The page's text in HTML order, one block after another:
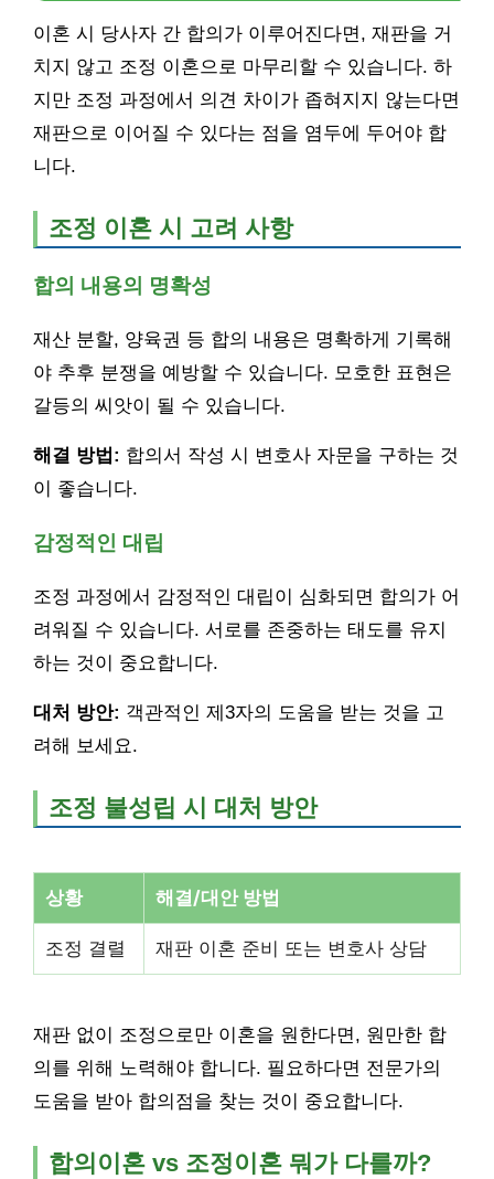
이혼 시 당사자 간 합의가 이루어진다면, 재판을 거
치지 않고 조정 이혼으로 마무리할 수 있습니다. 하
지만 조정 과정에서 의견 차이가 좁혀지지 않는다면
재판으로 이어질 수 있다는 점을 염두에 두어야 합
니다.
조정 이혼 시 고려 사항
합의 내용의 명확성
재산 분할, 양육권 등 합의 내용은 명확하게 기록해
야 추후 분쟁을 예방할 수 있습니다. 모호한 표현은
갈등의 씨앗이 될 수 있습니다.
해결 방법: 합의서 작성 시 변호사 자문을 구하는 것
이 좋습니다.
감정적인 대립
조정 과정에서 감정적인 대립이 심화되면 합의가 어
려워질 수 있습니다. 서로를 존중하는 태도를 유지
하는 것이 중요합니다.
대처 방안: 객관적인 제3자의 도움을 받는 것을 고
려해 보세요.
조정 불성립 시 대처 방안
상황 해결/대안 방법
조정 결렬 재판 이혼 준비 또는 변호사 상담
재판 없이 조정으로만 이혼을 원한다면, 원만한 합
의를 위해 노력해야 합니다. 필요하다면 전문가의
도움을 받아 합의점을 찾는 것이 중요합니다.
합의이혼 vs 조정이혼 뭐가 다를까?